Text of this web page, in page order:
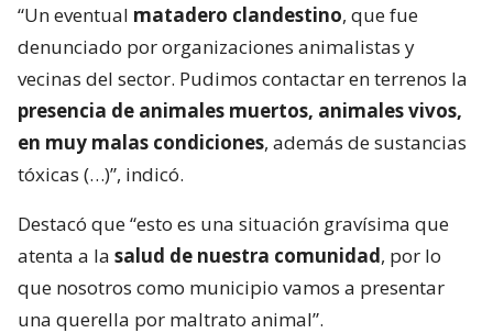
“Un eventual matadero clandestino, que fue
denunciado por organizaciones animalistas y
vecinas del sector. Pudimos contactar en terrenos la
presencia de animales muertos, animales vivos,
en muy malas condiciones, además de sustancias
tóxicas (…)”, indicó.
Destacó que “esto es una situación gravísima que
atenta a la salud de nuestra comunidad, por lo
que nosotros como municipio vamos a presentar
una querella por maltrato animal”.